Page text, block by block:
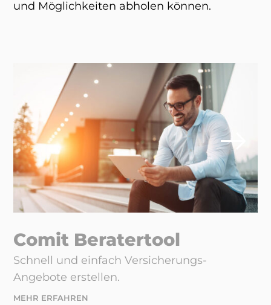
und Möglichkeiten abholen können.
Comit Beratertool
Schnell und einfach Versicherungs-
Angebote erstellen.
MEHR ERFAHREN